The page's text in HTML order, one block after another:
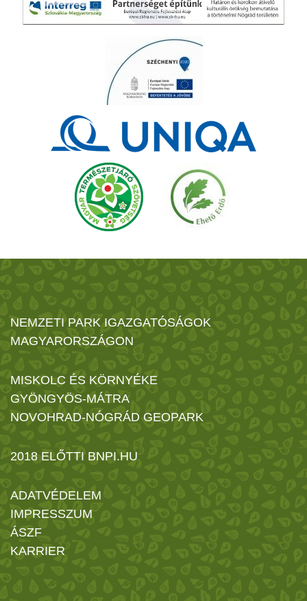
NEMZETI PARK IGAZGATÓSÁGOK
MAGYARORSZÁGON
MISKOLC ÉS KÖRNYÉKE
GYÖNGYÖS-MÁTRA
NOVOHRAD-NÓGRÁD GEOPARK
2018 ELŐTTI BNPI.HU
ADATVÉDELEM
IMPRESSZUM
ÁSZF
KARRIER